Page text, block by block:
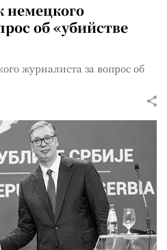
немецкого
об «убийстве
журналиста за вопрос об